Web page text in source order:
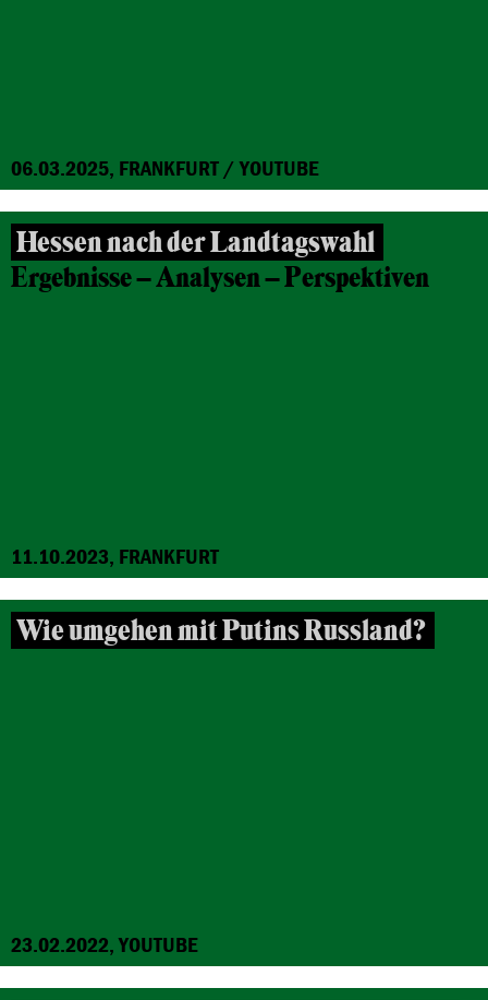
06.03.2025, FRANKFURT / YOUTUBE
Hessen nach der Landtagswahl
Ergebnisse – Analysen – Perspektiven
11.10.2023, FRANKFURT
Wie umgehen mit Putins Russland?
23.02.2022, YOUTUBE